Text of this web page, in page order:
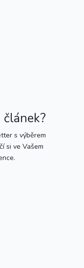
s výběrem
si ve Vašem